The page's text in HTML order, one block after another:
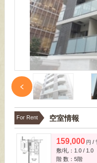
For Rent 空室情報
159,000 円 /
敷/礼：1.0 / 1.0
階 数：5階